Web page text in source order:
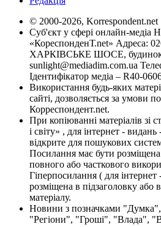
© 2000-2026, Korrespondent.net
Суб'єкт у сфері онлайн-медіа
«КореспонденТ.net» Адреса:
ХАРКІВСЬКЕ ШОСЕ, будинок
sunlight@mediadim.com.ua
Ідентифікатор медіа – R40-
Використання будь-яких
сайті, дозволяється за умови
Корреспондент.net.
При копіюванні матеріалів зі
і світу» , для інтернет -
відкрите для пошукових
Посилання має бути розміщена
повного або часткового
Гіперпосилання ( для
розміщена в підзаголовку або
матеріалу.
Новини з позначками
"Регіони", "Гроші", "Влада",